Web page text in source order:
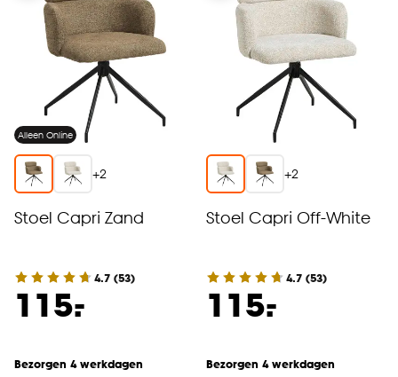
Alleen Online
+2
Stoel Capri Zand
4.7 (53)
115.
-
Bezorgen 4 werkdagen
+2
Stoel Capri Off-White
4.7 (53)
115.
-
Bezorgen 4 werkdagen